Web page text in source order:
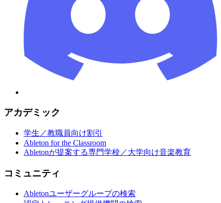
アカデミック
学生／教職員向け割引
Ableton for the Classroom
Abletonが提案する専門学校／大学向け音楽教育
コミュニティ
Abletonユーザーグループの検索